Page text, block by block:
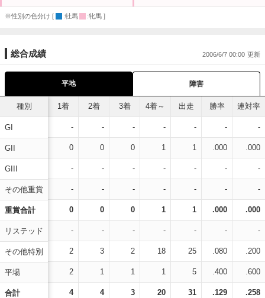
※性別の色分け [ :牡馬 :牝馬 ]
総合成績 2006/6/7 00:00
平地 障害
種別
GI
GII
GIII
その他重賞
重賞合計
リステッド
その他特別
平場
合計
1着 2着 3着 4着～ 出走 勝率 連対率
- - - - - - -
0 0 0 1 1 .000 .000
- - - - - - -
- - - - - - -
0 0 0 1 1 .000 .000
- - - - - - -
2 3 2 18 25 .080 .200
2 1 1 1 5 .400 .600
4 4 3 20 31 .129 .258